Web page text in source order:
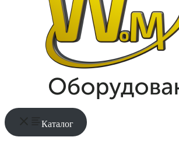
Каталог